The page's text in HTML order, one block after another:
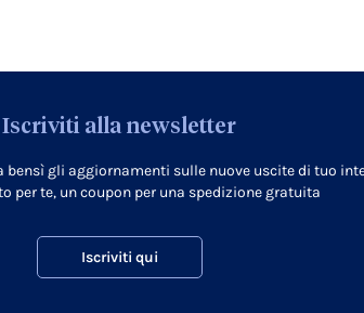
Iscriviti alla newsletter
gli aggiornamenti sulle nuove uscite di tuo
per te, un coupon per una spedizione gratuita
Iscriviti qui